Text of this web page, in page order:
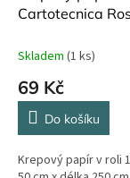
Cartotecnica
Skladem (1 ks)
69 Kč
Do košíku
Krepový papír v roli